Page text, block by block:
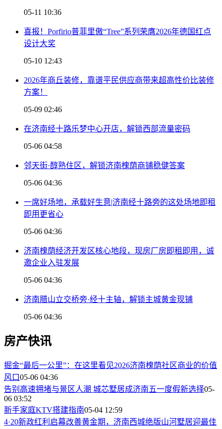
05-11 10:36
喜报！Porfirio普菲里傲“Tree”系列荣膺2026年德国红点
设计大奖
05-10 12:43
2026年商丘装修，靠谱平民供应商带来超高性价比装修
方案！
05-09 02:46
在济南经十路乐梦中心开店，解锁西部流量密码
05-06 04:58
邻天街·醇熟住区，解锁济南槐荫商铺稳健答案
05-06 04:36
一席好场地，承载好生意|济南经十路旁的这处场地即租
即用更省心
05-06 04:36
济南槐荫经济开发区核心地段，现房厂房即租即用，诚
邀企业入驻发展
05-06 04:36
济南腊山立交桥旁·经十主轴，解锁主城黄金现铺
05-06 04:36
房产快讯
掘金“最后一公里”：在这里看见2026济南槐荫社区商业的价值
风口05-06 04:36
告别高速拥堵与景区人潮 城芯墅居成济南五一度假新选择05-
06 03:52
新手家庭KTV搭建指南05-04 12:59
4·20新政红利启幕改善黄金期，济南西城绝版山河墅居迎最佳